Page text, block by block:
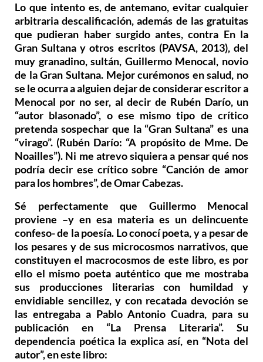
Lo que intento es, de antemano, evitar cualquier
arbitraria descalificación, además de las gratuitas
que pudieran haber surgido antes, contra En la
Gran Sultana y otros escritos (PAVSA, 2013), del
muy granadino, sultán, Guillermo Menocal, novio
de la Gran Sultana. Mejor curémonos en salud, no
se le ocurra a alguien dejar de considerar escritor a
Menocal por no ser, al decir de Rubén Darío, un
“autor blasonado”, o ese mismo tipo de crítico
pretenda sospechar que la “Gran Sultana” es una
“virago”. (Rubén Darío: “A propósito de Mme. De
Noailles”). Ni me atrevo siquiera a pensar qué nos
podría decir ese crítico sobre “Canción de amor
para los hombres”, de Omar Cabezas.
Sé perfectamente que Guillermo Menocal
proviene –y en esa materia es un delincuente
confeso- de la poesía. Lo conocí poeta, y a pesar de
los pesares y de sus microcosmos narrativos, que
constituyen el macrocosmos de este libro, es por
ello el mismo poeta auténtico que me mostraba
sus producciones literarias con humildad y
envidiable sencillez, y con recatada devoción se
las entregaba a Pablo Antonio Cuadra, para su
publicación en “La Prensa Literaria”. Su
dependencia poética la explica así, en “Nota del
autor”, en este libro: